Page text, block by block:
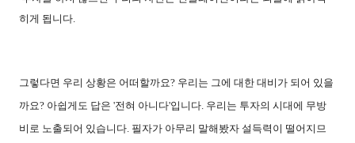
히게 됩니다
그렇다면 우리 상황은 어떠할까요? 우리는 그에 대한 대비가 되어 있을
까요? 아쉽게도 답은 '전혀 아니다'입니다 우리는 투자의 시대에 무방
비로 노출되어 있습니다 필자가 아무리 말해봤자 설득력이 떨어지므